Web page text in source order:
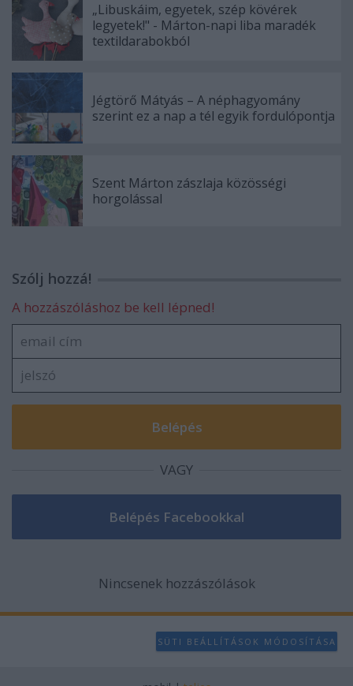
„Libuskáim, egyetek, szép kövérek
legyetek!" - Márton-napi liba maradék
textildarabokból
Jégtörő Mátyás – A néphagyomány
szerint ez a nap a tél egyik fordulópontja
Szent Márton zászlaja közösségi
horgolással
Szólj hozzá!
A hozzászóláshoz be kell lépned!
VAGY
Nincsenek hozzászólások
SÜTI BEÁLLÍTÁSOK MÓDOSÍTÁSA